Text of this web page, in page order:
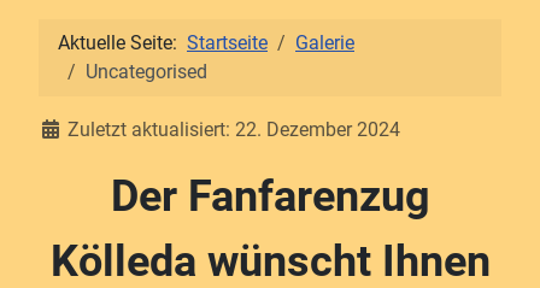
Aktuelle Seite: Startseite
Galerie
Uncategorised
DetailsZuletzt aktualisiert: 22. Dezember 2024
Der Fanfarenzug
Kölleda wünscht Ihnen